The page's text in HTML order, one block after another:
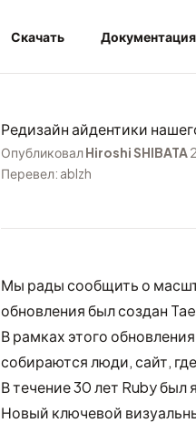
Скачать Документация
Редизайн айдентики
ОпубликовалHiroshi SHIBATA
Перевел: ablzh
Мы рады сообщить о
обновления был создан
В рамках этого
собираются люди, сайт,
В течение 30 лет Ruby
Новый ключевой